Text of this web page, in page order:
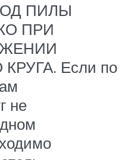
ПИЛЫ
ПРИ
Если по
не